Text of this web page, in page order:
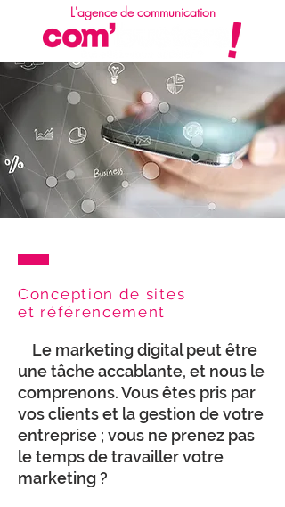
L'agence de communication
Le marketing digital peut être
une tâche accablante, et nous le
comprenons. Vous êtes pris par
vos clients et la gestion de votre
entreprise ; vous ne prenez pas
le temps de travailler votre
marketing ?
Conception de sites
et référencement